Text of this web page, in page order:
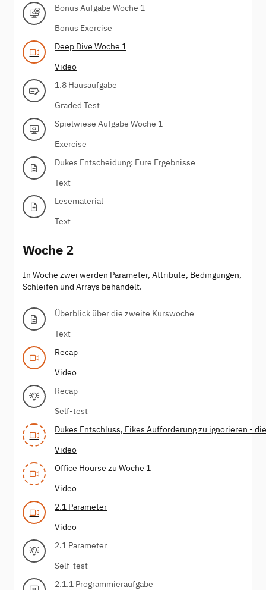
Bonus Aufgabe Woche 1
Bonus Exercise
Deep Dive Woche 1
Video
1.8 Hausaufgabe
Graded Test
Spielwiese Aufgabe Woche 1
Exercise
Dukes Entscheidung: Eure Ergebnisse
Text
Lesematerial
Text
Woche 2
In Woche zwei werden Parameter, Attribute, Bedingungen,
Schleifen und Arrays behandelt.
Überblick über die zweite Kurswoche
Text
Recap
Video
Recap
Self-test
Dukes Entschluss, Eikes Aufforderung zu ignorieren -
Video
Office Hourse zu Woche 1
Video
2.1 Parameter
Video
2.1 Parameter
Self-test
2.1.1 Programmieraufgabe